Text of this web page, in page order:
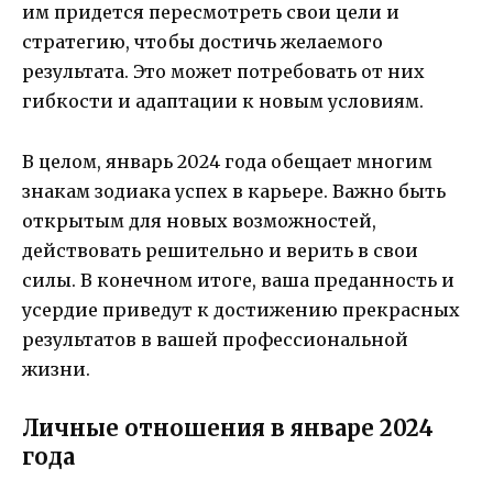
им придется пересмотреть свои цели и
стратегию, чтобы достичь желаемого
результата. Это может потребовать от них
гибкости и адаптации к новым условиям.
В целом, январь 2024 года обещает многим
знакам зодиака успех в карьере. Важно быть
открытым для новых возможностей,
действовать решительно и верить в свои
силы. В конечном итоге, ваша преданность и
усердие приведут к достижению прекрасных
результатов в вашей профессиональной
жизни.
Личные отношения в январе 2024
года